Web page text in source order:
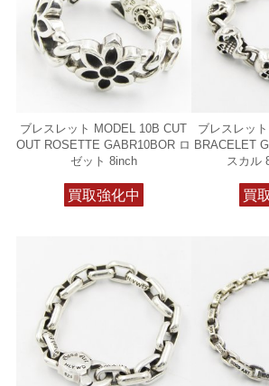
ブレスレット MODEL 10B CUT
OUT ROSETTE GABR10BOR ロ
ゼット 8inch
買取強化中
ブレスレッ
BRACELET
スカル
買